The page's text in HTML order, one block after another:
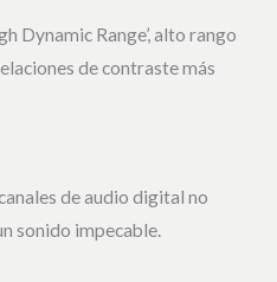
Dynamic Range’, alto rango
de contraste más
de audio digital no
sonido impecable.